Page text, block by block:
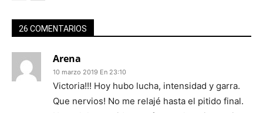
26 COMENTARIOS
Arena
10 marzo 2019 En 23:10
Victoria!!! Hoy hubo lucha, intensidad y garra.
Que nervios! No me relajé hasta el pitido final.